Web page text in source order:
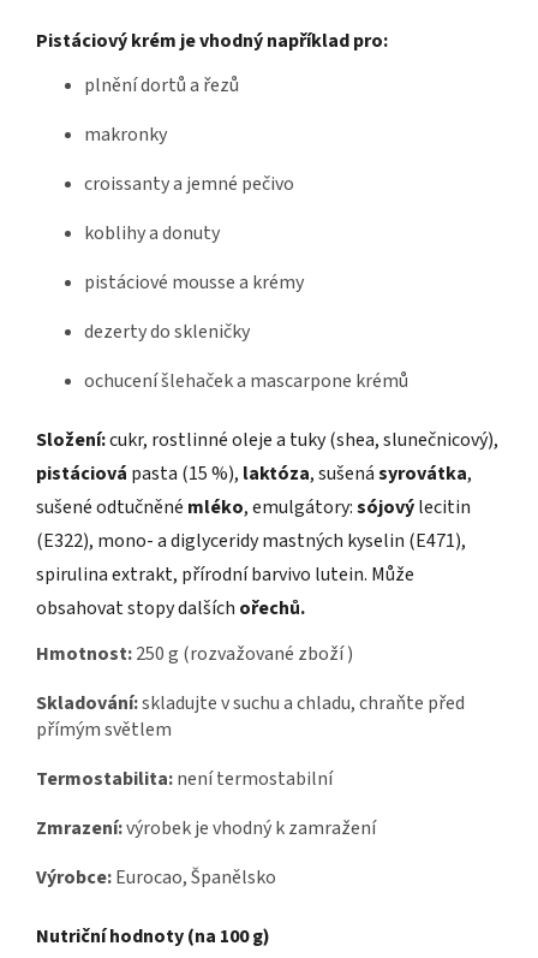
Pistáciový krém je vhodný například pro:
plnění dortů a řezů
makronky
croissanty a jemné pečivo
koblihy a donuty
pistáciové mousse a krémy
dezerty do skleničky
ochucení šlehaček a mascarpone krémů
Složení:cukr, rostlinné oleje a tuky (shea, slunečnicový),
pistáciová pasta (15 %), laktóza, sušenásyrovátka,
sušené odtučněné mléko, emulgátory:sójovýlecitin
(E322), mono- a diglyceridy mastných kyselin (E471),
spirulina extrakt, přírodní barvivo lutein. Může
obsahovat stopy dalších ořechů.
Hmotnost:250 g (rozvažované zboží )
Skladování:skladujte v suchu a chladu, chraňte před
přímým světlem
Termostabilita:není termostabilní
Zmrazení:výrobek je vhodný k zamražení
Výrobce:Eurocao, Španělsko
Nutriční hodnoty (na 100 g)